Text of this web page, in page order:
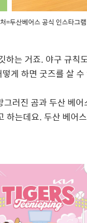
=두산베어스 공식 인스타그램
하는 거죠. 야구 규칙
게 하면 굿즈를 살
러진 곰과 두산 베
하는데요. 두산 베어